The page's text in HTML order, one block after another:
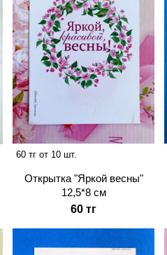
60 тг от 10 шт.
Открытка "Яркой весны"
12,5*8 см
60 тг